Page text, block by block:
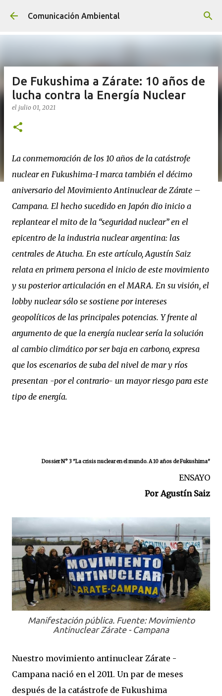
Ir al contenido principal
Comunicación Ambiental
De Fukushima a Zárate: 10 años de
lucha contra la Energía Nuclear
el julio 01, 2021
La conmemoración de los 10 años de la catástrofe
nuclear en Fukushima-I marca también el décimo
aniversario del Movimiento Antinuclear de Zárate –
Campana. El hecho sucedido en Japón dio inicio a
replantear el mito de la “seguridad nuclear” en el
epicentro de la industria nuclear argentina: las
centrales de Atucha. En este artículo, Agustín Saiz
relata en primera persona el inicio de este movimiento
y su posterior articulación en el MARA. En su visión, el
lobby nuclear sólo se sostiene por intereses
geopolíticos de las principales potencias. Y frente al
argumento de que la energía nuclear sería la solución
al cambio climático por ser baja en carbono, expresa
que los escenarios de suba del nivel de mar y ríos
presentan -por el contrario- un mayor riesgo para este
tipo de energía.
Dossier N° 3 "La crisis nuclear en el mundo. A 10 años de Fukushima"
ENSAYO
Por Agustín Saiz
Manifestación pública. Fuente: Movimiento
Antinuclear Zárate - Campana
Nuestro movimiento antinuclear Zárate -
Campana nació en el 2011. Un par de meses
después de la catástrofe de Fukushima